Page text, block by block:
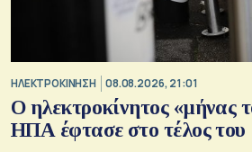
ΗΛΕΚΤΡΟΚΙΝΗΣΗ 08.08.2026, 21:01
Ο ηλεκτροκίνητος «μήνας
ΗΠΑ έφτασε στο τέλος του